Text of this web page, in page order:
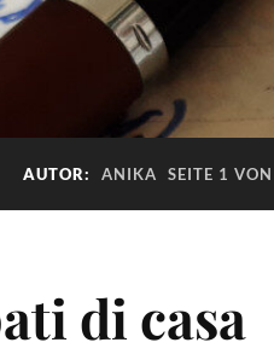
AUTOR: ANIKA SEITE 1
di casa